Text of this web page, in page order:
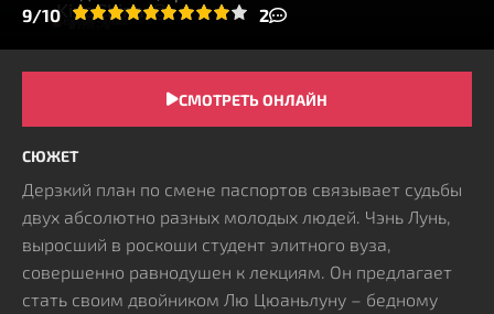
9/10
4 5 6 7 8 9 10 2
СМОТРЕТЬ ОНЛАЙН
СЮЖЕТ
Дерзкий план по смене паспортов связывает судьбы
двух абсолютно разных молодых людей. Чэнь Лунь,
выросший в роскоши студент элитного вуза,
совершенно равнодушен к лекциям. Он предлагает
стать своим двойником Лю Цюаньлуну – бедному